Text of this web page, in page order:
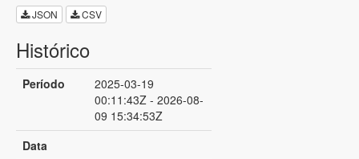
JSON CSV
Histórico
Período
2025-03-19
00:11:43Z - 2026-08-
09 15:34:53Z
Data